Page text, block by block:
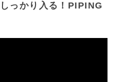
っかり入る！PIPING